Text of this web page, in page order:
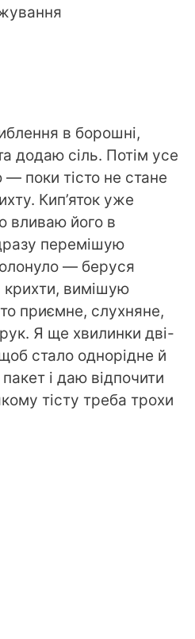
в борошні,
додаю сіль. Потім усе
поки тісто не стане
Кип’яток уже
вливаю його в
перемішую
— беруся
крихти, вимішую
приємне, слухняне,
Я ще хвилинки дві-
стало однорідне й
і даю відпочити
тісту треба трохи